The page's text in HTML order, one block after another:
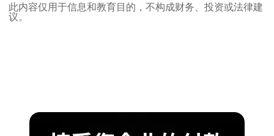
此内容仅用于信息和教育目的，不构成财务、投资或法律建
议。